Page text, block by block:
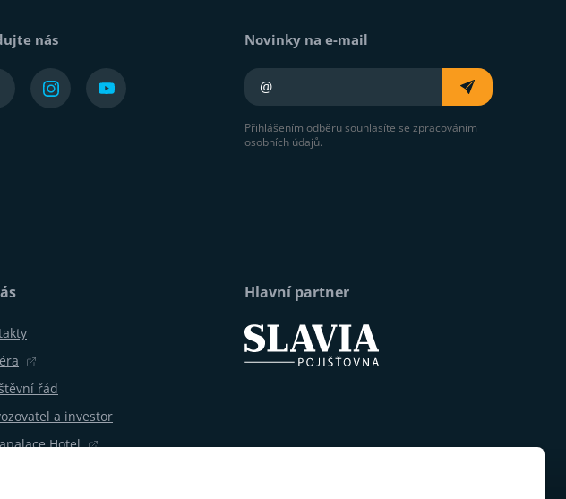
nás Novinky na e-mail
Váš e-mail
Přihlášením odběru souhlasíte se zpracováním
osobních údajů.
řád
a investor
Hotel
Hlavní partner